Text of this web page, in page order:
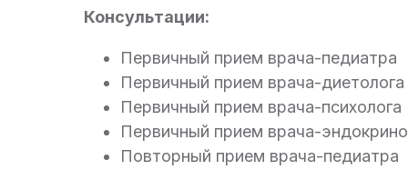
Консультации:
Первичный прием врача-педиатра
Первичный прием врача-диетолога
Первичный прием врача-психолога
Первичный прием врача-
Повторный прием врача-педиатра